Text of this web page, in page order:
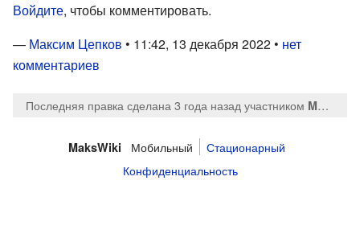
Войдите, чтобы комментировать.
— Максим Цепков • 11:42, 13 декабря 2022 • нет
комментариев
Последняя правка сделана 3 года назад участником MaksTsepkov
MaksWiki Мобильный
Стационарный
Конфиденциальность